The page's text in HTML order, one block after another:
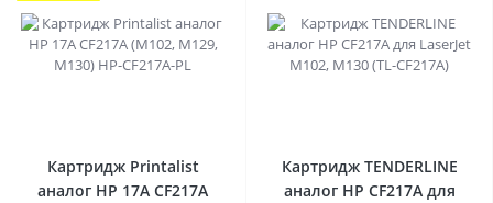
Картридж Printalist
аналог HP 17A CF217A
Картридж TENDERLINE
аналог HP CF217A для